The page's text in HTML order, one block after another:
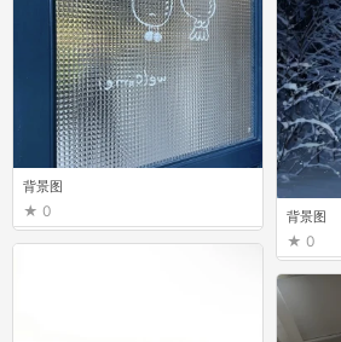
背景图
0 背景图
0